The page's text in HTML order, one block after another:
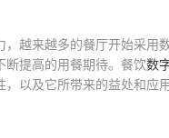
越来越多的餐厅开始采用
断提高的用餐期待。餐饮数
以及它所带来的益处和应